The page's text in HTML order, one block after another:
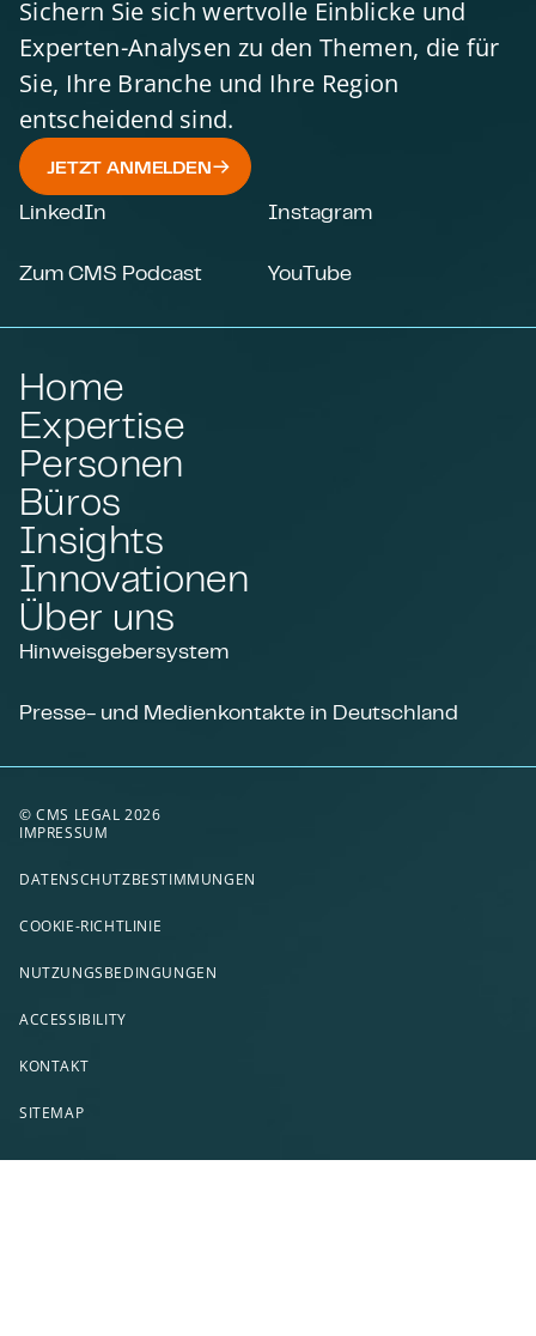
Sichern Sie sich wertvolle Einblicke und
Experten-Analysen zu den Themen, die für
Sie, Ihre Branche und Ihre Region
entscheidend sind.
JETZT ANMELDEN
LinkedIn Instagram
Zum CMS Podcast YouTube
Home
Expertise
Personen
Büros
Insights
Innovationen
Über uns
Hinweisgebersystem
Presse- und Medienkontakte in Deutschland
© CMS LEGAL 2026
IMPRESSUM
DATENSCHUTZBESTIMMUNGEN
COOKIE-RICHTLINIE
NUTZUNGSBEDINGUNGEN
ACCESSIBILITY
KONTAKT
SITEMAP